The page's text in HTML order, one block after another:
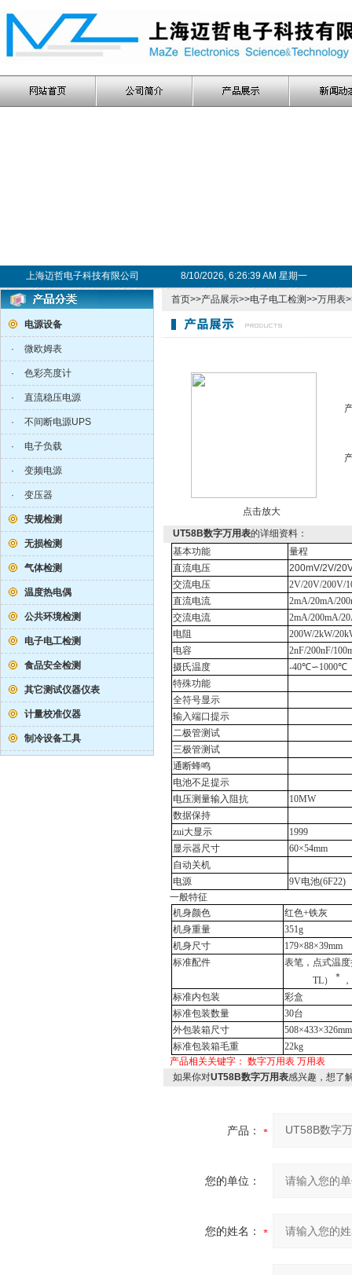
上海迈哲电子科技有限公司 8/10/2026, 6:26:39 AM 星期一
电源设备
· 微欧姆表
· 色彩亮度计
· 直流稳压电源
· 不间断电源UPS
· 电子负载
· 变频电源
· 变压器
安规检测
无损检测
气体检测
温度热电偶
公共环境检测
电子电工检测
食品安全检测
其它测试仪器仪表
计量校准仪器
制冷设备工具
首页>>产品展示>>电子电工检测>>万用表
点击放大
UT58B数字万用表的详细资料：
基本功能
量程
直流电压
200mV/2V/
交流电压
2V/20V/200V/
直流电流
2mA/20mA/
交流电流
2mA/200mA/
电阻
200W/2kW/20k
电容
2nF/200nF/100
摄氏温度
-40℃∽1000℃
特殊功能
全符号显示
输入端口提示
二极管测试
三极管测试
通断蜂鸣
电池不足提示
电压测量输入阻抗
10MW
数据保持
zui大显示
1999
显示器尺寸
60×54mm
自动关机
电源
9V电池(6F22)
一般特征
机身颜色
红色+铁灰
机身重量
351g
机身尺寸
179×88×39mm
标准配件
表笔，点式温
TL） ＊
标准内包装
彩盒
标准包装数量
30台
外包装箱尺寸
508×433×326mm
标准包装箱毛重
22kg
产品相关关键字： 数字万用表 万用表
如果你对UT58B数字万用表感兴趣，想了
产品：
您的单位：
您的姓名：